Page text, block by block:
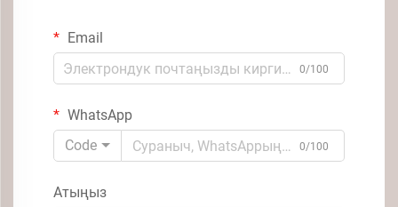
Email
0/100
WhatsApp
Code
0/100
Атыңыз